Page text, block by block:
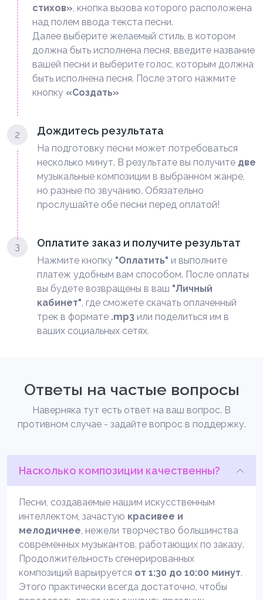
стихов», кнопка вызова которого расположена
над полем ввода текста песни.
Далее выберите желаемый стиль, в котором
должна быть исполнена песня, введите название
вашей песни и выберите голос, которым должна
быть исполнена песня. После этого нажмите
кнопку «Создать»
2 Дождитесь результата
На подготовку песни может потребоваться
несколько минут. В результате вы получите две
музыкальные композиции в выбранном жанре,
но разные по звучанию. Обязательно
прослушайте обе песни перед оплатой!
3 Оплатите заказ и получите результат
Нажмите кнопку "Оплатить" и выполните
платеж удобным вам способом. После оплаты
вы будете возвращены в ваш "Личный
кабинет", где сможете скачать оплаченный
трек в формате .mp3 или поделиться им в
ваших социальных сетях.
Ответы на частые вопросы
Наверняка тут есть ответ на ваш вопрос. В
противном случае - задайте вопрос в поддержку.
Насколько композиции качественны?
Песни, создаваемые нашим искусственным
интеллектом, зачастую красивее и
мелодичнее, нежели творчество большинства
современных музыкантов, работающих по заказу.
Продолжительность сгенерированных
композиций варьируется от 1:30 до 10:00 минут.
Этого практически всегда достаточно, чтобы